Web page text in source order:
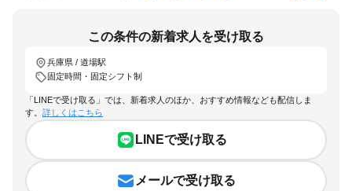
この条件の新着求人を受け取る
兵庫県 / 道場駅
固定時間・固定シフト制
「LINEで受け取る」では、新着求人のほか、おすすめ情報なども配信しま
す。 詳しくはこちら
LINEで受け取る
メールで受け取る